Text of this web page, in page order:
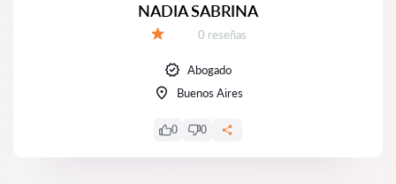
NADIA SABRINA
Número de reseñas:
0 reseñas
Abogado
Buenos Aires
0 0